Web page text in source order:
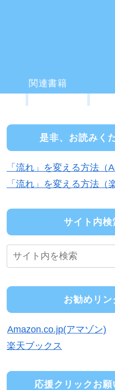
関連書籍
是非、お読みく
「流れ」を変える方法（
「流れ」を変える方法（
サイト内検
お勧めリン
Amazon.co.jp(アマゾン)
楽天ブックス
応援クリックお願